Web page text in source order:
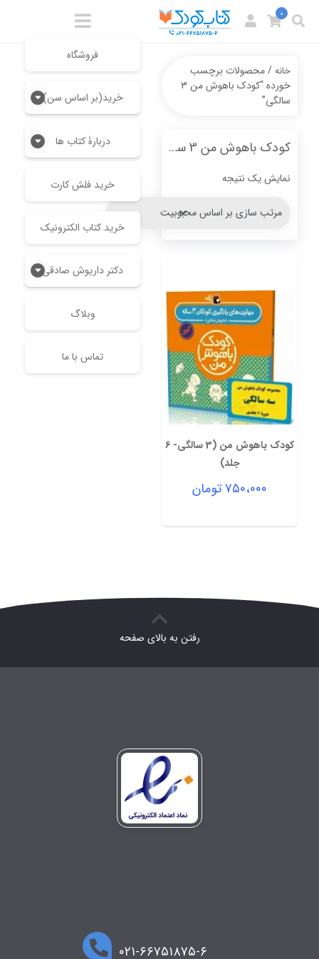
فروشگاه
خرید(بر اساس سن)
دربارۀ کتاب ها
خرید فلش کارت
خرید کتاب الکترونیک
دکتر داریوش صادقی
وبلاگ
تماس با ما
0
خانه/ محصولات برچسب
خورده “کودک باهوش من 3
سالگی”
کودک باهوش من 3 سالگی
نمایش یک نتیجه
کودک باهوش من (3 سالگی- 6
جلد)
۷۵۰،۰۰۰تومان
رفتن به بالای صفحه
۰۲۱-۶۶۷۵۱۸۷۵-۶